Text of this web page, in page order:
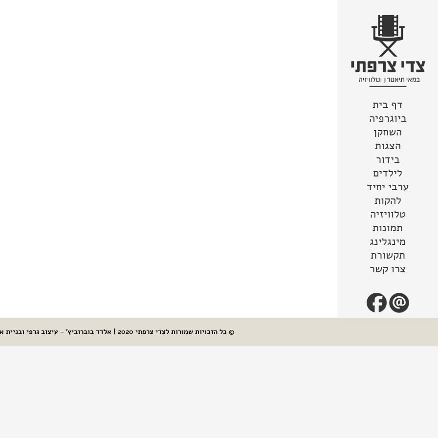
מפת האתר
הצהרת נגישות
לדלג לתוכןדף בית
ביוגרפיה
השחקן
הצגות
בידור
לילדים
ערבי יחיד
להקות
טלוויזיה
תמונות
מינגלינג
תקשורת
צרו קשר
© כל הזכויות שמורות לצדי צרפתי 2020 | אלדד בוברוביץ' - עיצוב גרפי ובניית